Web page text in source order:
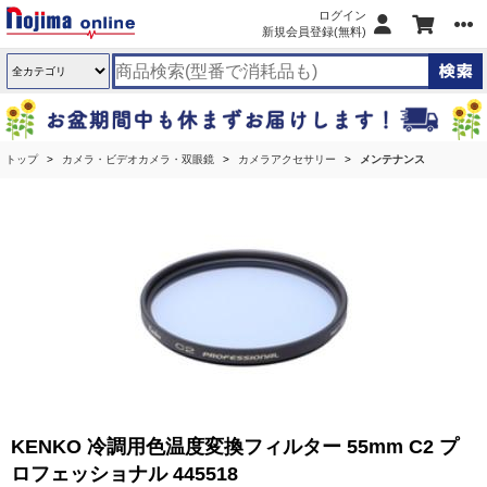
ログイン
新規会員登録(無料)
トップ カメラ・ビデオカメラ・双眼鏡 カメラアクセサリー メンテナンス
KENKO 冷調用色温度変換フィルター 55mm C2 プ
ロフェッショナル 445518